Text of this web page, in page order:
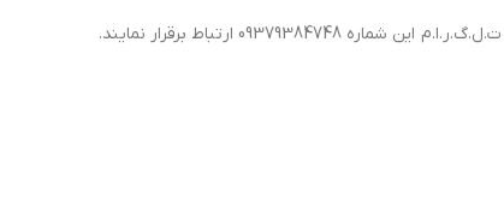
ارتباط برقرار نمایند.